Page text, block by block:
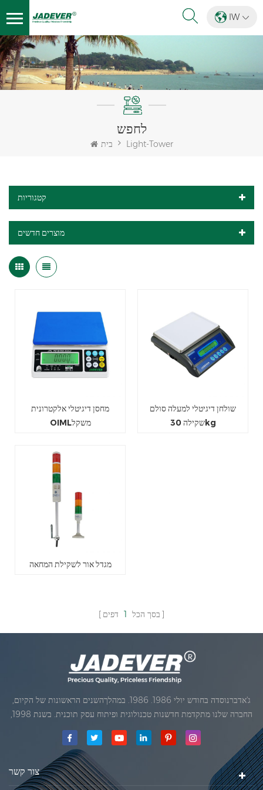
IW
לחפש
בית Light-Tower
קטגוריות
מוצרים חדשים
מחסן דיגיטלי אלקטרונית
OIMLמשקל
שולחן דיגיטלי למעלה סולם
שקילה 30kg
מגדל אור לשקילת המחאה
בסך הכל 1 דפים
ג'אדברנוסדה בחודש יולי 1986. 1986. במהלךהשנים הראשונות של הקיום,
החברה שלנו מתקדמת חדשנות טכנולוגית ופיתוח עסק תוכנית. בשנת 1998,
החברה שלנו השיגה את המטרה האיכותי, כאשר הראשון של המוצרים שלנו
ג'אדברסולם ושות 'בע"מהיה
צור קשר